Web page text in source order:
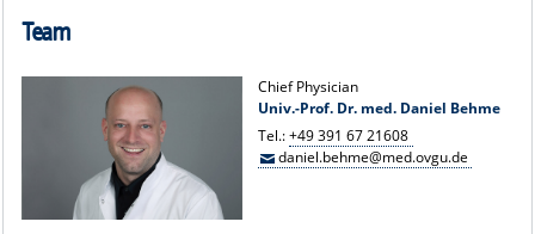
Team
Chief Physician
Univ.-Prof. Dr. med. Daniel Behme
Tel.:+49 391 67 21608
daniel.behme@med.ovgu.de